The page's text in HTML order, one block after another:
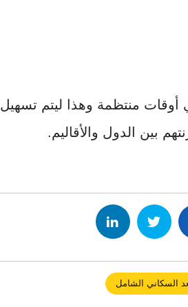
أوقات منتظمة وهذا ليتم تسهيل
بين الدول والأقاليم.
السكاني الشامل